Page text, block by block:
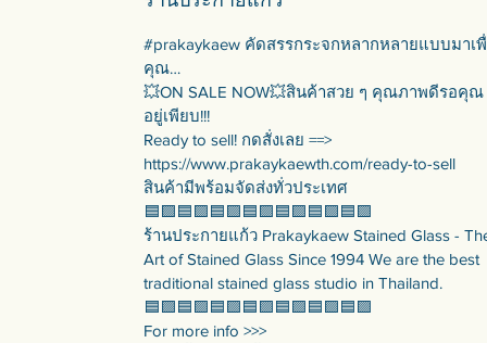
#prakaykaew คัดสรรกระจกหลากหลายแบบมาเ
คุณ…
💥ON SALE NOW💥สินค้าสวย ๆ คุณภาพดีรอคุณ
อยู่เพียบ!!!
Ready to sell! กดสั่งเลย ==>
https://www.prakaykaewth.com/ready-to-sell
สินค้ามีพร้อมจัดส่งทั่วประเทศ
🟦🟪🟦🟪🟦🟪🟦🟪🟦🟪🟦🟪🟦🟪
ร้านประกายแก้ว Prakaykaew Stained Glass -
Art of Stained Glass Since 1994 We are the best
traditional stained glass studio in Thailand.
🟦🟪🟦🟪🟦🟪🟦🟪🟦🟪🟦🟪🟦🟪
For more info >>>